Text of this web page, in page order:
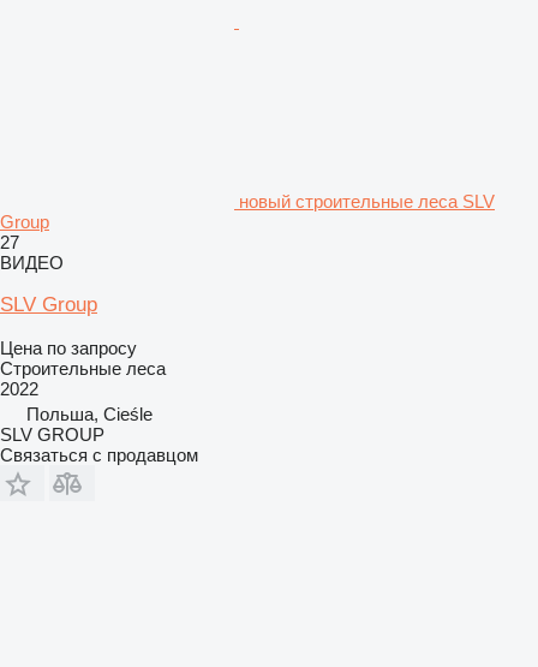
новый строительные леса SLV
Group
27
ВИДЕО
SLV Group
Цена по запросу
Строительные леса
2022
Польша, Cieśle
SLV GROUP
Связаться с продавцом